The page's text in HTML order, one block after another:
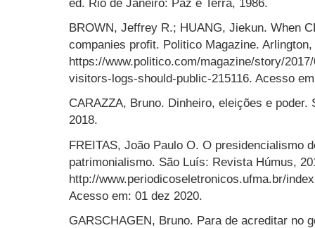
BROWN, Jeffrey R.; HUANG, Jiekun. When
companies profit. Politico Magazine.
https://www.politico.com/magazine/story/
visitors-logs-should-public-215116. Acesso
CARAZZA, Bruno. Dinheiro, eleições e
2018.
FREITAS, João Paulo O. O presidencialismo
patrimonialismo. São Luís: Revista Húmus,
http://www.periodicoseletronicos.ufma.br/
Acesso em: 01 dez 2020.
GARSCHAGEN, Bruno. Para de acreditar no